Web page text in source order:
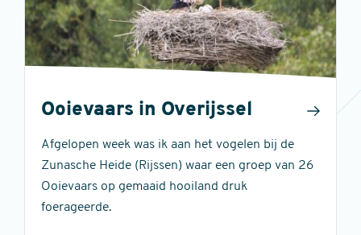
Ooievaars in Overijssel
Afgelopen week was ik aan het vogelen bij de
Zunasche Heide (Rijssen) waar een groep van 26
Ooievaars op gemaaid hooiland druk
foerageerde.